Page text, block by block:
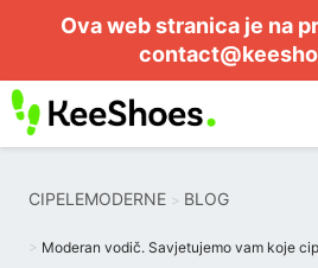
Ova web stranica je na
CIPELEMODERNE BLOG
Moderan vodič. Savjetujemo vam koje